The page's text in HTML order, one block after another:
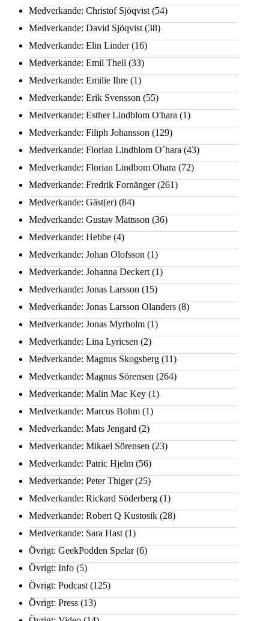
Medverkande: Christof Sjöqvist (54)
Medverkande: David Sjöqvist (38)
Medverkande: Elin Linder(16)
Medverkande: Emil Thell (33)
Medverkande: Emilie Ihre (1)
Medverkande: Erik Svensson (55)
Medverkande: Esther Lindblom O'hara (1)
Medverkande: Filiph Johansson (129)
Medverkande: Florian Lindblom O´hara (43)
Medverkande: Florian Lindbom Ohara (72)
Medverkande: Fredrik Fornänger(261)
Medverkande: Gäst(er) (84)
Medverkande: Gustav Mattsson (36)
Medverkande: Hebbe (4)
Medverkande: Johan Olofsson (1)
Medverkande: Johanna Deckert (1)
Medverkande: Jonas Larsson (15)
Medverkande: Jonas Larsson Olanders (8)
Medverkande: Jonas Myrholm (1)
Medverkande: Lina Lyricsen (2)
Medverkande: Magnus Skogsberg (11)
Medverkande: Magnus Sörensen (264)
Medverkande: Malin Mac Key (1)
Medverkande: Marcus Bohm (1)
Medverkande: Mats Jengard (2)
Medverkande: Mikael Sörensen (23)
Medverkande: Patric Hjelm (56)
Medverkande: Peter Thiger(25)
Medverkande: Rickard Söderberg (1)
Medverkande: Robert Q Kustosik (28)
Medverkande: Sara Hast (1)
Övrigt: GeekPodden Spelar(6)
Övrigt: Info (5)
Övrigt: Podcast (125)
Övrigt: Press (13)